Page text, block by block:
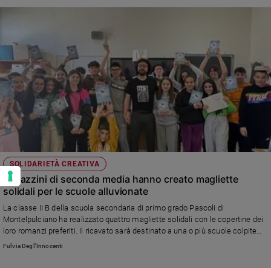
SOLIDARIETÀ CREATIVA
Ragazzini di seconda media hanno creato magliette
solidali per le scuole alluvionate
La classe II B della scuola secondaria di primo grado Pascoli di
Montelpulciano ha realizzato quattro magliette solidali con le copertine dei
loro romanzi preferiti. Il ricavato sarà destinato a una o più scuole colpite
dall'alluvione in Emilia Romagna
Fulvia Degl'Innocenti